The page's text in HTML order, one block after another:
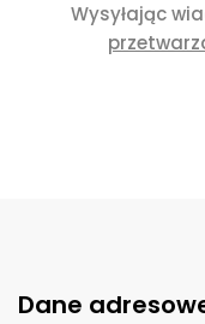
Wysyłając
Dane